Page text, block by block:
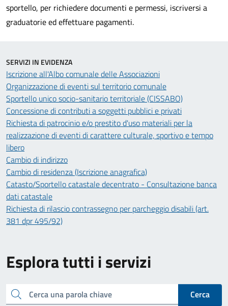
sportello, per richiedere documenti e permessi, iscriversi a
graduatorie ed effettuare pagamenti.
Esplora tutti i servizi
Cerca una parola chiave
Cerca
SERVIZI IN EVIDENZA
Iscrizione all'Albo comunale delle Associazioni
Organizzazione di eventi sul territorio comunale
Sportello unico socio-sanitario territoriale (CISSABO)
Concessione di contributi a soggetti pubblici e privati
Richiesta di patrocinio e/o prestito d'uso materiali per la
realizzazione di eventi di carattere culturale, sportivo e tempo
libero
Cambio di indirizzo
Cambio di residenza (Iscrizione anagrafica)
Catasto/Sportello catastale decentrato - Consultazione banca
dati catastale
Richiesta di rilascio contrassegno per parcheggio disabili (art.
381 dpr 495/92)